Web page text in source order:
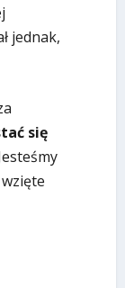
jednak,
się